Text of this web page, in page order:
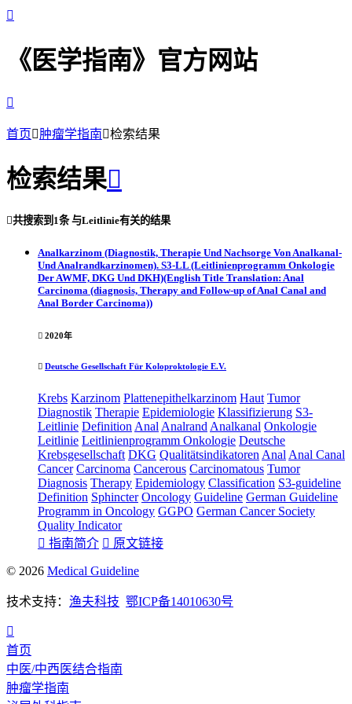

《医学指南》官方网站

首页肿瘤学指南检索结果
检索结果
共搜索到 1条与Leitlinie有关的结果
Analkarzinom (Diagnostik, Therapie Und Nachsorge Von Analkanal-
Und Analrandkarzinomen). S3-LL (Leitlinienprogramm Onkologie
Der AWMF, DKG Und DKH)(English Title Translation: Anal
Carcinoma (diagnosis, Therapy and Follow-up of Anal Canal and
Anal Border Carcinoma))
 2020年
 Deutsche Gesellschaft Für Koloproktologie E.V.
Krebs Karzinom Plattenepithelkarzinom Haut Tumor
Diagnostik Therapie Epidemiologie Klassifizierung S3-
Leitlinie Definition Anal Analrand Analkanal Onkologie
Leitlinie Leitlinienprogramm Onkologie Deutsche
Krebsgesellschaft DKG Qualitätsindikatoren Anal Anal Canal
Cancer Carcinoma Cancerous Carcinomatous Tumor
Diagnosis Therapy Epidemiology Classification S3-guideline
Definition Sphincter Oncology Guideline German Guideline
Programm in Oncology GGPO German Cancer Society
Quality Indicator
 指南简介  原文链接
© 2026 Medical Guideline
技术支持： 渔夫科技 鄂ICP备14010630号

首页
中医/中西医结合指南
肿瘤学指南